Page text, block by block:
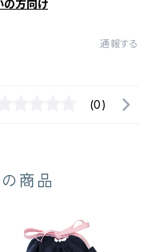
の方向け
通報する
(0)
商品